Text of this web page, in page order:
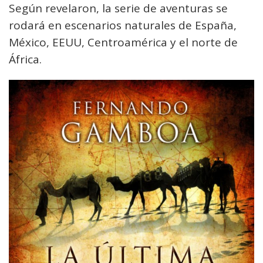
Según revelaron, la serie de aventuras se
rodará en escenarios naturales de España,
México, EEUU, Centroamérica y el norte de
África.